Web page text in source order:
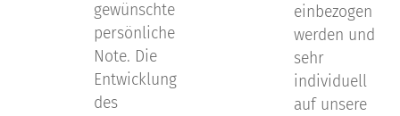
gewünschte
persönliche
Note. Die
Entwicklung
des
einbezogen
werden und
sehr
individuell
auf unsere